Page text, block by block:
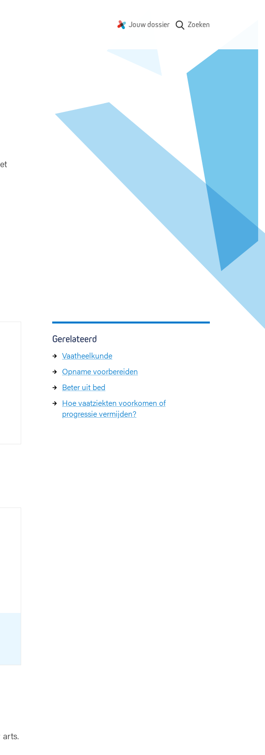
Jouw dossier Zoeken
Gerelateerd
Vaatheelkunde
Opname voorbereiden
Beter uit bed
Hoe vaatziekten voorkomen of
progressie vermijden?